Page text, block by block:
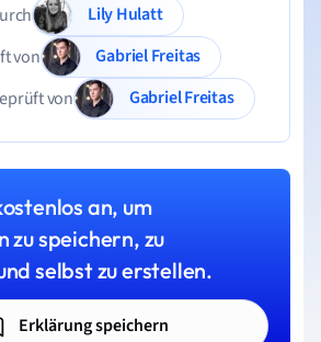
Lily Hulatt
von
Gabriel Freitas
von
Gabriel Freitas
an, um
speichern, zu
selbst zu erstellen.
Erklärung speichern